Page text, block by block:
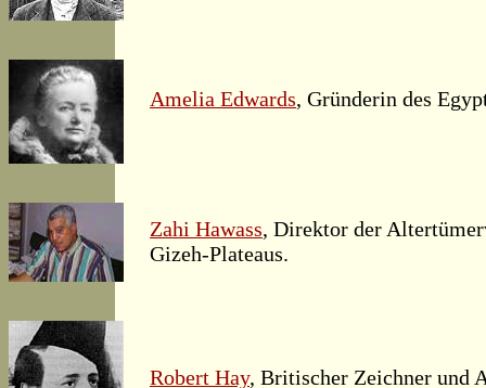
Amelia Edwards, Gründerin des
Zahi Hawass, Direktor der
Gizeh-Plateaus.
Robert Hay, Britischer Zeichner und